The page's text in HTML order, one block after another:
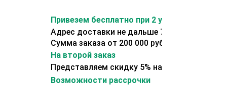
Привезем бесплатно при 2 условиях:
Адрес доставки не дальше 70 км от склада.
Сумма заказа от 200 000 рублей.
На второй заказ
Представляем скидку 5% на второй заказ
Возможности рассрочки